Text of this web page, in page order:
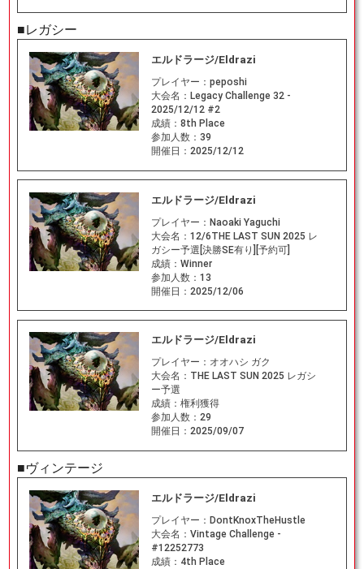
■レガシー
エルドラージ/Eldrazi
プレイヤー： peposhi
大会名： Legacy Challenge 32 -
2025/12/12 #2
成績： 8th Place
参加人数： 39
開催日： 2025/12/12
エルドラージ/Eldrazi
プレイヤー： Naoaki Yaguchi
大会名： 12/6THE LAST SUN 2025 レ
ガシー予選[決勝SE有り][予約可]
成績： Winner
参加人数： 13
開催日： 2025/12/06
エルドラージ/Eldrazi
プレイヤー： オオハシ ガク
大会名： THE LAST SUN 2025 レガシ
ー予選
成績： 権利獲得
参加人数： 29
開催日： 2025/09/07
■ヴィンテージ
エルドラージ/Eldrazi
プレイヤー： DontKnoxTheHustle
大会名： Vintage Challenge -
#12252773
成績： 4th Place